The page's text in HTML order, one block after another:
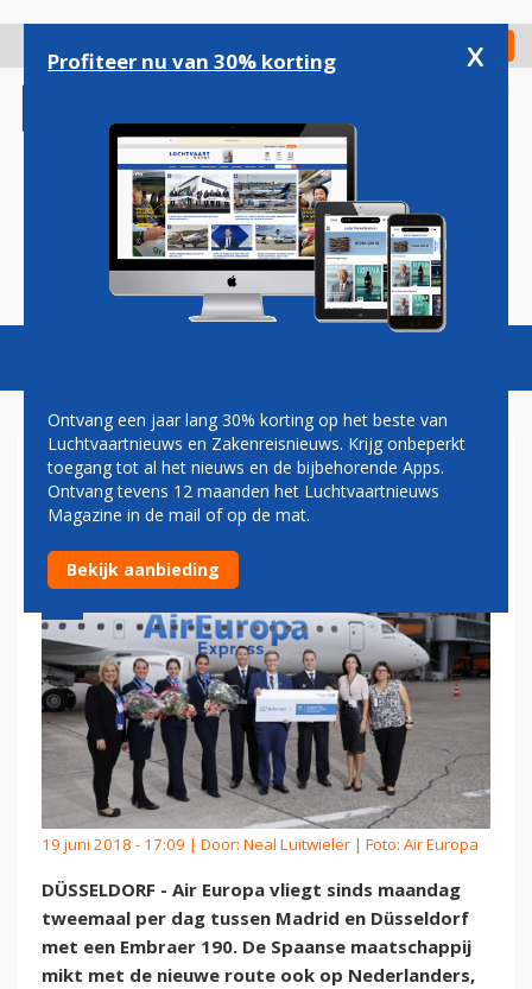
gaan
Check in
Magazine Podcasts Vacatures
AIR EUROPA OPENT NIEUWE
ROUTE NAAR DÜSSELDORF
19 juni 2018 - 17:09 | Door: Neal Luitwieler | Foto: Air Europa
DÜSSELDORF - Air Europa vliegt sinds maandag
tweemaal per dag tussen Madrid en Düsseldorf
met een Embraer 190. De Spaanse maatschappij
mikt met de nieuwe route ook op Nederlanders,
Profiteer nu van 30% korting x
Ontvang een jaar lang 30% korting op het beste van
Luchtvaartnieuws en Zakenreisnieuws. Krijg onbeperkt
toegang tot al het nieuws en de bijbehorende Apps.
Ontvang tevens 12 maanden het Luchtvaartnieuws
Magazine in de mail of op de mat.
Bekijk aanbieding